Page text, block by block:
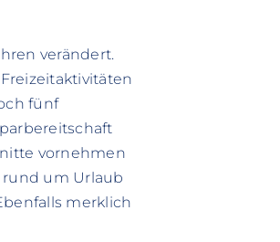
verändert.
fünf
vornehmen
rund um Urlaub
merklich